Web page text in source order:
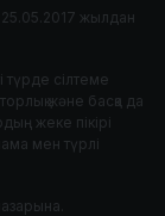
25.05.2017 жылдан
түрде сілтеме
және басқа да
жеке пікірі
мен түрлі